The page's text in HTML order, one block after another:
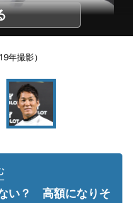
年撮影）
い？ 高額になりそ